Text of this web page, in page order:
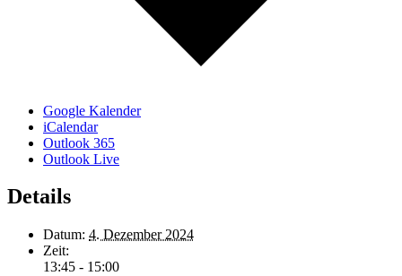
Google Kalender
iCalendar
Outlook 365
Outlook Live
Details
Datum: 4. Dezember 2024
Zeit:
13:45 - 15:00